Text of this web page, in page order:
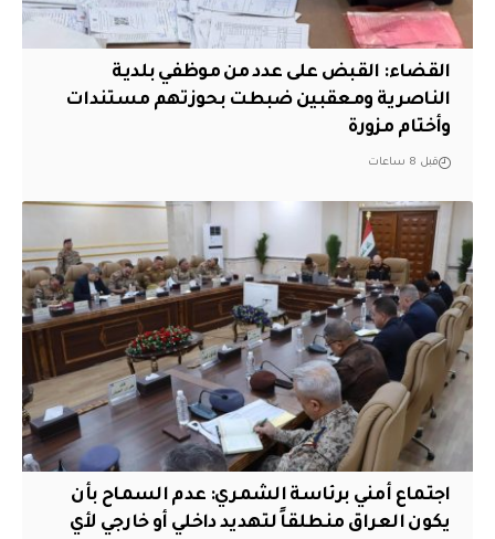
القضاء: القبض على عدد من موظفي بلدية
الناصرية ومعقبين ضبطت بحوزتهم مستندات
وأختام مزورة
قبل 8 ساعات
اجتماع أمني برئاسة الشمري: عدم السماح بأن
يكون العراق منطلقاً لتهديد داخلي أو خارجي لأي